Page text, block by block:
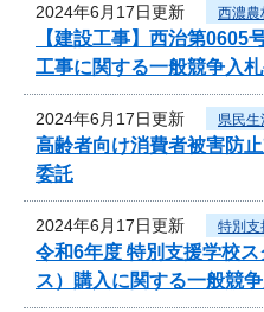
2024年6月17日更新 西濃農
【建設工事】西治第
工事に関する一般競争入
2024年6月17日更新 県民生
高齢者向け消費者被害防
委託
2024年6月17日更新 特別支
令和6年度 特別支援学校
ス）購入に関する一般競